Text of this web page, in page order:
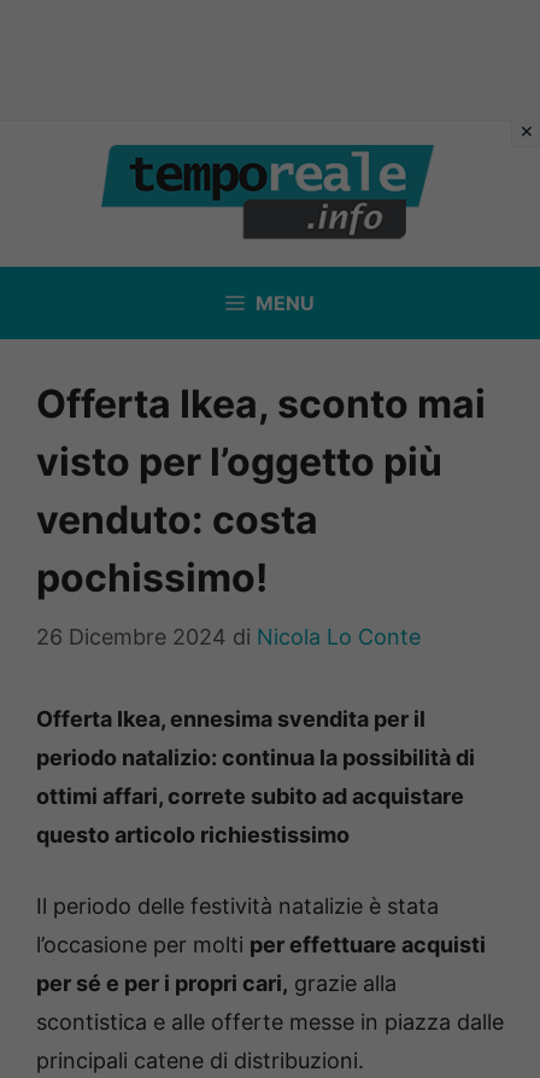
contenuto
MENU
Offerta Ikea, sconto mai
visto per l’oggetto più
venduto: costa
pochissimo!
26 Dicembre 2024 di Nicola Lo Conte
Offerta Ikea, ennesima svendita per il
periodo natalizio: continua la possibilità di
ottimi affari, correte subito ad acquistare
questo articolo richiestissimo
Il periodo delle festività natalizie è stata
l’occasione per molti per effettuare acquisti
per sé e per i propri cari, grazie alla
scontistica e alle offerte messe in piazza dalle
principali catene di distribuzioni.